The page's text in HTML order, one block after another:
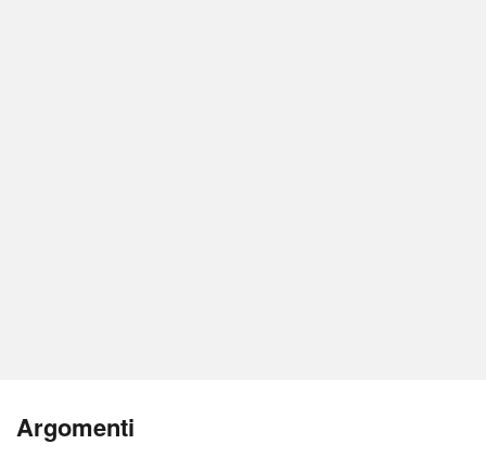
Argomenti